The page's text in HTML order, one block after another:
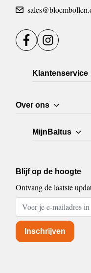
FacebookInstagram
Klantenservice
Over ons
MijnBaltus
Blijf op de hoogte
Ontvang de laatste
E-mailadres
Inschrijven